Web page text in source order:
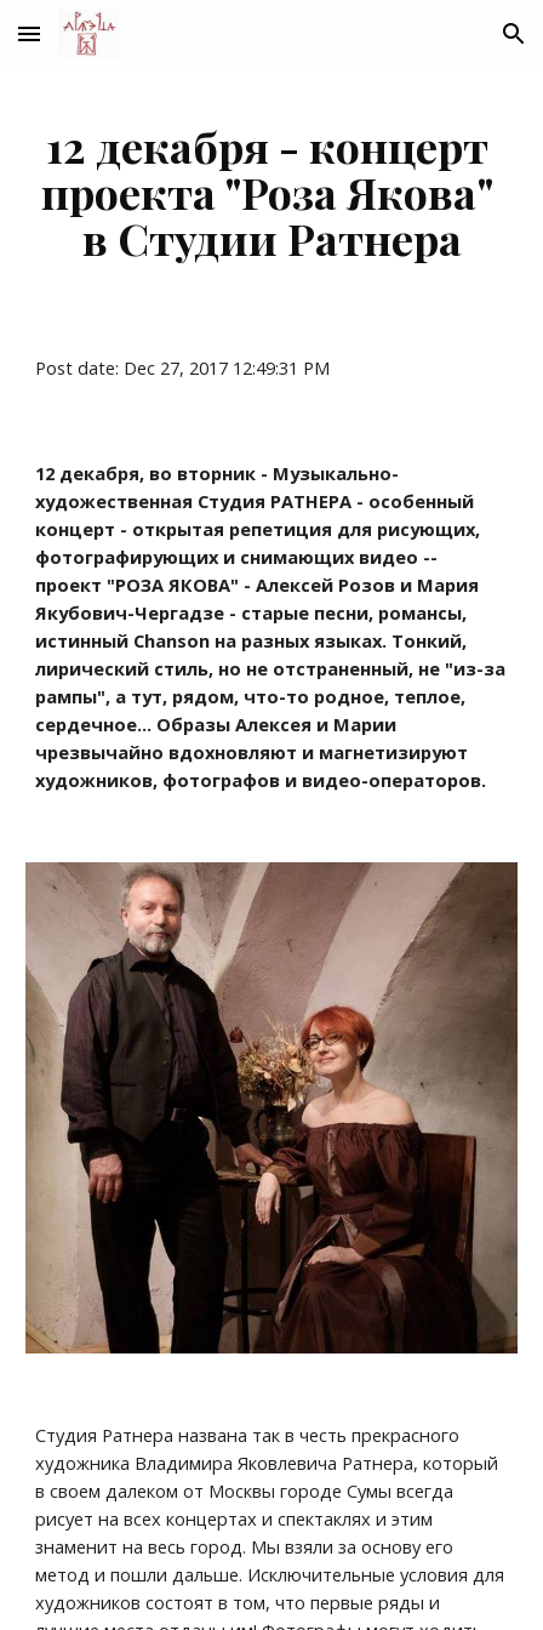
Skip to main content Skip to navigation
12 декабря - концерт
проекта "Роза Якова"
в Студии Ратнера
Post date: Dec 27, 2017 12:49:31 PM
12 декабря, во вторник - Музыкально-
художественная Студия РАТНЕРА - особенный
концерт - открытая репетиция для рисующих,
фотографирующих и снимающих видео --
проект "РОЗА ЯКОВА" - Алексей Розов и Мария
Якубович-Чергадзе - старые песни, романсы,
истинный Chanson на разных языках. Тонкий,
лирический стиль, но не отстраненный, не "из-за
рампы", а тут, рядом, что-то родное, теплое,
сердечное... Образы Алексея и Марии
чрезвычайно вдохновляют и магнетизируют
художников, фотографов и видео-операторов.
Студия Ратнера названа так в честь прекрасного
художника Владимира Яковлевича Ратнера, который
в своем далеком от Москвы городе Сумы всегда
рисует на всех концертах и спектаклях и этим
знаменит на весь город. Мы взяли за основу его
метод и пошли дальше. Исключительные условия для
художников состоят в том, что первые ряды и